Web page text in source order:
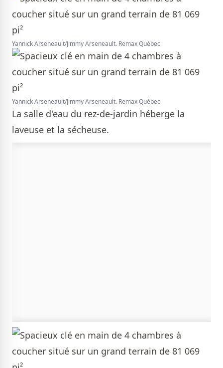
Yannick Arseneault/Jimmy Arseneault. Remax Québec
Yannick Arseneault/Jimmy Arseneault. Remax Québec
La salle d'eau du rez-de-jardin héberge la
laveuse et la sécheuse.